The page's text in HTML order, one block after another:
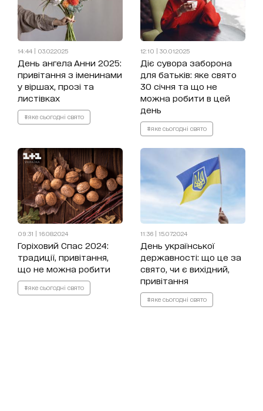
14:44 | 03.02.2025
День ангела Анни 2025:
привітання з іменинами
у віршах, прозі та
листівках
#яке сьогодні свято
12:10 | 30.01.2025
Діє сувора заборона
для батьків: яке свято
30 січня та що не
можна робити в цей
день
#яке сьогодні свято
09:31 | 16.08.2024
Горіховий Спас 2024:
традиції, привітання,
що не можна робити
#яке сьогодні свято
11:36 | 15.07.2024
День української
державності: що це за
свято, чи є вихідний,
привітання
#яке сьогодні свято